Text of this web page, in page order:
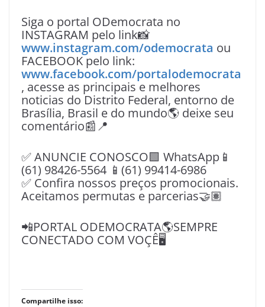
Siga o portal ODemocrata no
INSTAGRAM pelo link📸
www.instagram.com/odemocrata ou
FACEBOOK pelo link:
www.facebook.com/portalodemocrata
, acesse as principais e melhores
noticias do Distrito Federal, entorno de
Brasília, Brasil e do mundo🌎 deixe seu
comentário📰📍
✅ ANUNCIE CONOSCO🟩 WhatsApp📱
(61) 98426-5564 📱(61) 99414-6986
✅ Confira nossos preços promocionais.
Aceitamos permutas e parcerias🤝🏽
📲PORTAL ODEMOCRATA🌎SEMPRE
CONECTADO COM VOÇÊ🖥️
Compartilhe isso: